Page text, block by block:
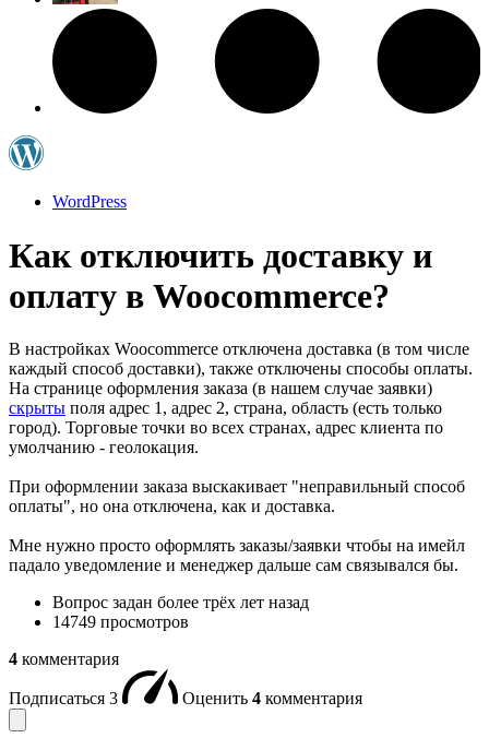
WordPress
Как отключить доставку и
оплату в Woocommerce?
В настройках Woocommerce отключена доставка (в том числе
каждый способ доставки), также отключены способы оплаты.
На странице оформления заказа (в нашем случае заявки)
скрыты поля адрес 1, адрес 2, страна, область (есть только
город). Торговые точки во всех странах, адрес клиента по
умолчанию - геолокация.
При оформлении заказа выскакивает "неправильный способ
оплаты", но она отключена, как и доставка.
Мне нужно просто оформлять заказы/заявки чтобы на имейл
падало уведомление и менеджер дальше сам связывался бы.
Вопрос задан более трёх лет назад
14749 просмотров
4 комментария
Подписаться 3 Оценить 4 комментария